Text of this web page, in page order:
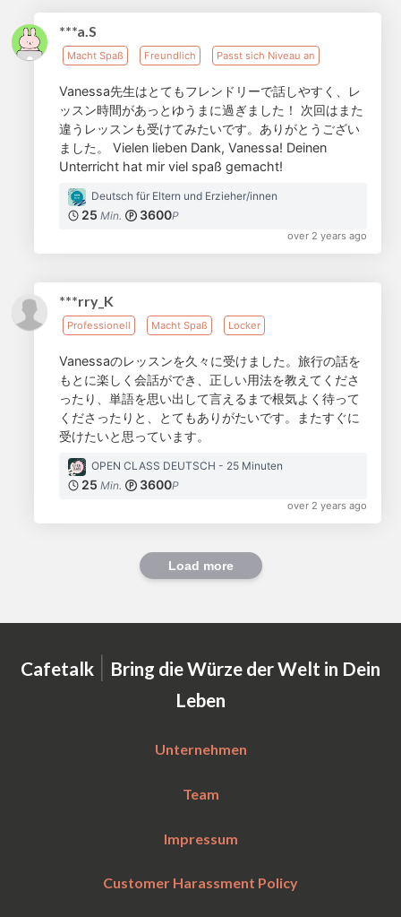
***a.S
Macht Spaß Freundlich Passt sich Niveau an
Vanessa先生はとてもフレンドリーで話しやすく、レ
ッスン時間があっとゆうまに過ぎました！ 次回はまた
違うレッスンも受けてみたいです。ありがとうござい
ました。 Vielen lieben Dank, Vanessa! Deinen
Unterricht hat mir viel spaß gemacht!
Deutsch für Eltern und Erzieher/innen
25 Min. 3600P
over 2 years ago
***rry_K
Professionell Macht Spaß Locker
Vanessaのレッスンを久々に受けました。旅行の話を
もとに楽しく会話ができ、正しい用法を教えてくださ
ったり、単語を思い出して言えるまで根気よく待って
くださったりと、とてもありがたいです。またすぐに
受けたいと思っています。
OPEN CLASS DEUTSCH - 25 Minuten
25 Min. 3600P
over 2 years ago
Load more
Cafetalk | Bring die Würze der Welt in Dein
Leben
Unternehmen
Team
Impressum
Customer Harassment Policy